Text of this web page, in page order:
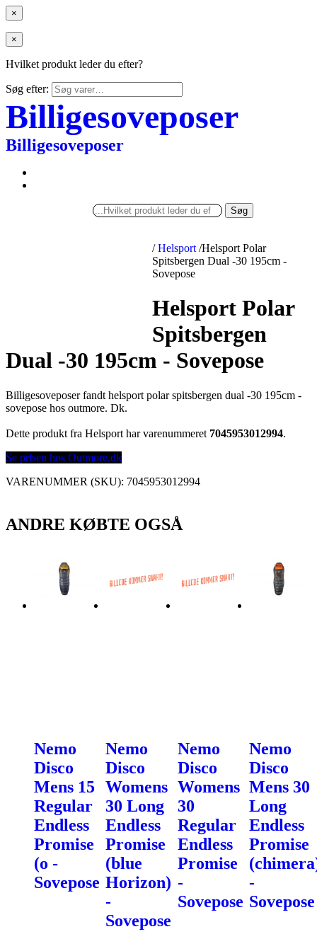
×
×
Hvilket produkt leder du efter?
Søg efter:
Billigesoveposer
Billigesoveposer
Søg
/ Helsport /Helsport Polar
Spitsbergen Dual -30 195cm -
Sovepose
Helsport Polar
Spitsbergen
Dual -30 195cm - Sovepose
Billigesoveposer fandt helsport polar spitsbergen dual -30 195cm -
sovepose hos outmore. Dk.
Dette produkt fra Helsport har varenummeret 7045953012994.
Se prisen hos Outmore.dk
VARENUMMER (SKU): 7045953012994
ANDRE KØBTE OGSÅ
Nemo
Disco
Mens 15
Regular
Endless
Promise
(o -
Sovepose
Nemo
Disco
Womens
30 Long
Endless
Promise
(blue
Horizon)
-
Sovepose
Nemo
Disco
Womens
30
Regular
Endless
Promise
-
Sovepose
Nemo
Disco
Mens 30
Long
Endless
Promise
-
Sovepose